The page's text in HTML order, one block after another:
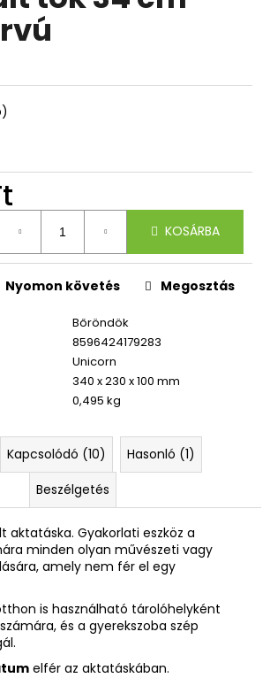
KOSÁRBA
Bőröndök
8596424179283
Unicorn
340 x 230 x 100 mm
0,495 kg
Nyomon követés Megosztás
Kapcsolódó (10)
Hasonló (1)
Beszélgetés
aktatáska. Gyakorlati eszköz a
minden olyan művészeti vagy
amely nem fér el egy
is használható tárolóhelyként
és a gyerekszoba szép
elfér az aktatáskában.